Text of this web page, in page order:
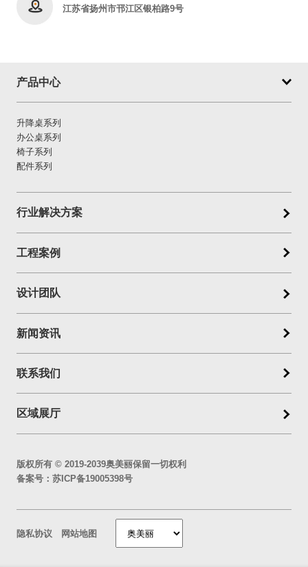
江苏省扬州市邗江区银柏路9号
产品中心
升降桌系列
办公桌系列
椅子系列
配件系列
行业解决方案
工程案例
设计团队
新闻资讯
联系我们
区域展厅
版权所有 © 2019-2039奥美丽保留一切权利
备案号： 苏ICP备19005398号
隐私协议 网站地图